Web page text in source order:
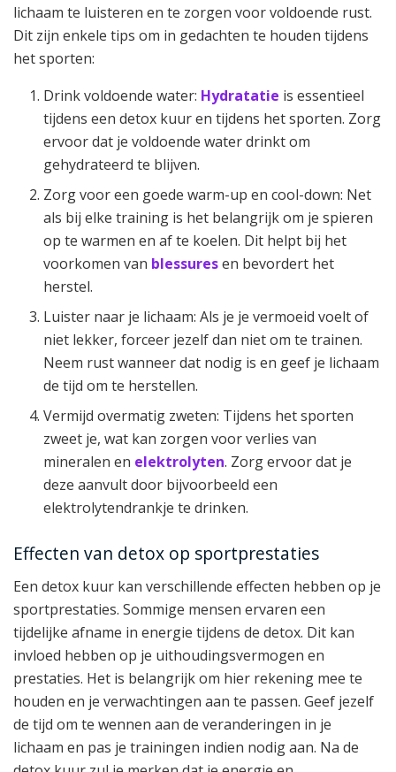
lichaam te luisteren en te zorgen voor voldoende rust.
Dit zijn enkele tips om in gedachten te houden tijdens
het sporten:
Drink voldoende water: Hydratatie is essentieel
tijdens een detox kuur en tijdens het sporten. Zorg
ervoor dat je voldoende water drinkt om
gehydrateerd te blijven.
Zorg voor een goede warm-up en cool-down: Net
als bij elke training is het belangrijk om je spieren
op te warmen en af te koelen. Dit helpt bij het
voorkomen van blessuresen bevordert het
herstel.
Luister naar je lichaam: Als je je vermoeid voelt of
niet lekker, forceer jezelf dan niet om te trainen.
Neem rust wanneer dat nodig is en geef je lichaam
de tijd om te herstellen.
Vermijd overmatig zweten: Tijdens het sporten
zweet je, wat kan zorgen voor verlies van
mineralen en elektrolyten. Zorg ervoor dat je
deze aanvult door bijvoorbeeld een
elektrolytendrankje te drinken.
Effecten van detox op sportprestaties
Een detox kuur kan verschillende effecten hebben op je
sportprestaties. Sommige mensen ervaren een
tijdelijke afname in energie tijdens de detox. Dit kan
invloed hebben op je uithoudingsvermogen en
prestaties. Het is belangrijk om hier rekening mee te
houden en je verwachtingen aan te passen. Geef jezelf
de tijd om te wennen aan de veranderingen in je
lichaam en pas je trainingen indien nodig aan. Na de